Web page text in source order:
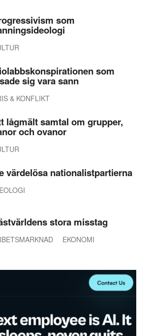
som
som
sig vara sann
& KONFLIKT
lågmält samtal om grupper,
och ovanor
värdelösa nationalistpartierna
stora misstag
EKONOMI